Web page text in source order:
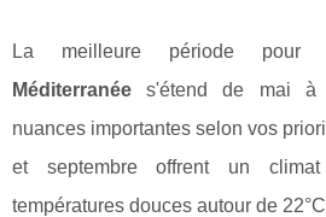
La meilleure période pour
Méditerranée s'étend de mai à
nuances importantes selon vos
et septembre offrent un
températures douces autour de